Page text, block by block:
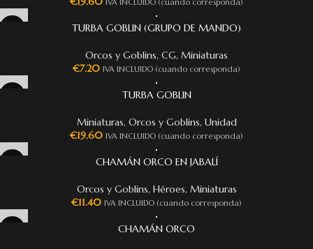
IVA INCLUIDO (cuando corresponda)
TURBA GOBLIN (GRUPO DE MANDO)
Orcos y Goblins, CG, Miniaturas
€7.20 IVA INCLUIDO (cuando corresponda)
TURBA GOBLIN
Miniaturas, Orcos y Goblins, Unidad
€19.60 IVA INCLUIDO (cuando corresponda)
CHAMÁN ORCO EN JABALÍ
Orcos y Goblins, Héroes, Miniaturas
€11.40 IVA INCLUIDO (cuando corresponda)
CHAMÁN ORCO